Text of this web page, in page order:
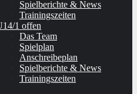
Spielberichte & News
Trainingszeiten
1 offen
Das Team
Spielplan
Anschreibeplan
Spielberichte & News
Trainingszeiten